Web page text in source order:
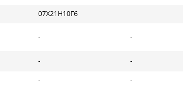
07Х21Н10Г6
- -
- -
- -